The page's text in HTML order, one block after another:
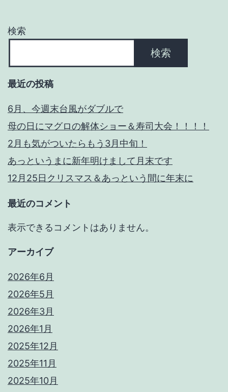
方
を
て
り
ま
検索
検索
最近の投稿
6月、今週末台風がダブルで
母の日にマグロの解体ショー＆寿司大会！！！！
2月も気がついたらもう3月中旬！
あっというまに新年明けまして月末です
12月25日クリスマス＆あっという間に年末に
最近のコメント
表示できるコメントはありません。
アーカイブ
2026年6月
2026年5月
2026年3月
2026年1月
2025年12月
2025年11月
2025年10月